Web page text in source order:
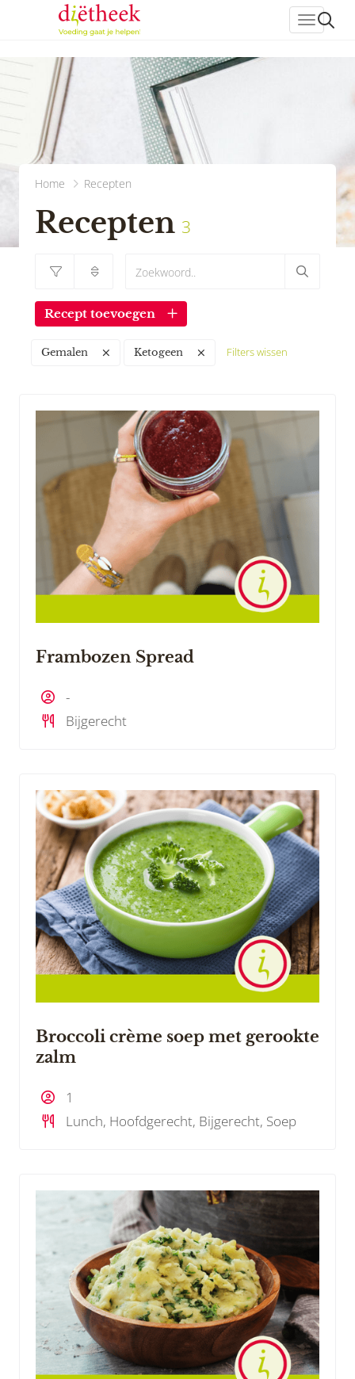
Home Recepten
Recepten 3
Recept toevoegen
Gemalen Ketogeen Filters wissen
Frambozen Spread
-
Bijgerecht
Broccoli crème soep met gerookte
zalm
1
Lunch, Hoofdgerecht, Bijgerecht, Soep